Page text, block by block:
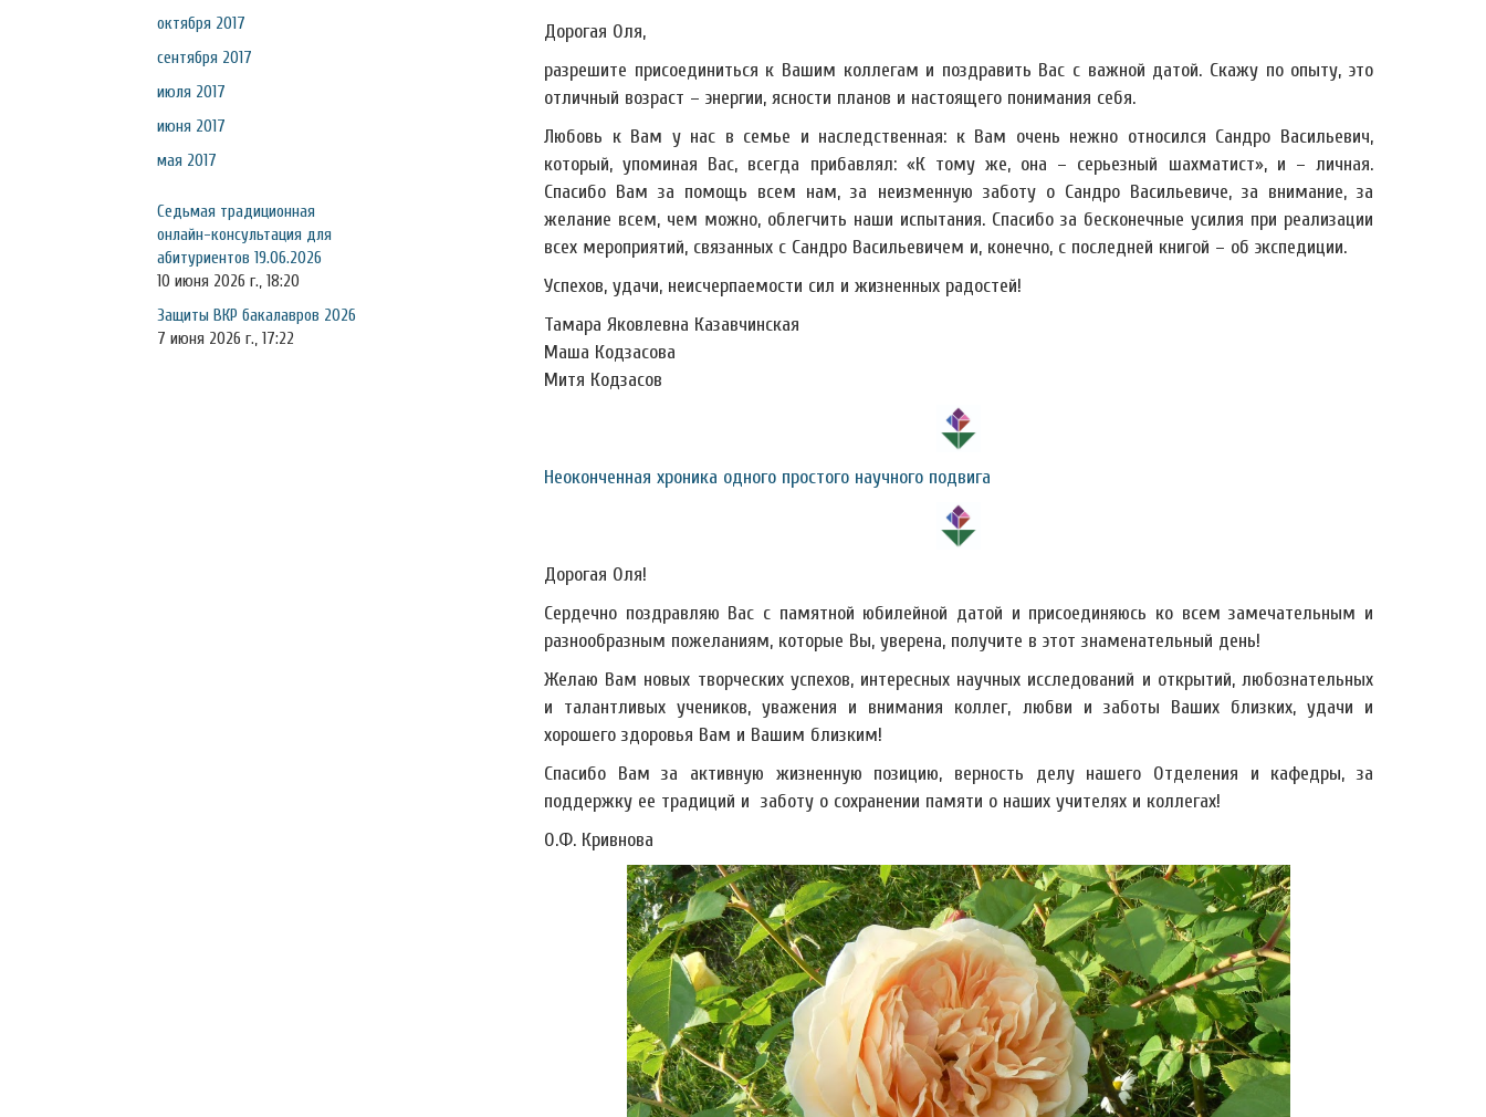
октября 2017
сентября 2017
июля 2017
июня 2017
мая 2017
Седьмая традиционная
онлайн-консультация для
абитуриентов 19.06.2026
10 июня 2026 г., 18:20
Защиты ВКР бакалавров 2026
7 июня 2026 г., 17:22
Дорогая Оля,
разрешите присоединиться к Вашим коллегам и поздравить Вас с важной датой. Скажу по опыту, это
отличный возраст – энергии, ясности планов и настоящего понимания себя.
Любовь к Вам у нас в семье и наследственная: к Вам очень нежно относился Сандро Васильевич,
который, упоминая Вас, всегда прибавлял: «К тому же, она – серьезный шахматист», и – личная.
Спасибо Вам за помощь всем нам, за неизменную заботу о Сандро Васильевиче, за внимание, за
желание всем, чем можно, облегчить наши испытания. Спасибо за бесконечные усилия при реализации
всех мероприятий, связанных с Сандро Васильевичем и, конечно, с последней книгой – об экспедиции.
Успехов, удачи, неисчерпаемости сил и жизненных радостей!
Тамара Яковлевна Казавчинская
Маша Кодзасова
Митя Кодзасов
Неоконченная хроника одного простого научного подвига
Дорогая Оля!
Сердечно поздравляю Вас с памятной юбилейной датой и присоединяюсь ко всем замечательным и
разнообразным пожеланиям, которые Вы, уверена, получите в этот знаменательный день!
Желаю Вам новых творческих успехов, интересных научных исследований и открытий, любознательных
и талантливых учеников, уважения и внимания коллег, любви и заботы Ваших близких, удачи и
хорошего здоровья Вам и Вашим близким!
Спасибо Вам за активную жизненную позицию, верность делу нашего Отделения и кафедры, за
поддержку ее традиций и заботу о сохранении памяти о наших учителях и коллегах!
О.Ф. Кривнова